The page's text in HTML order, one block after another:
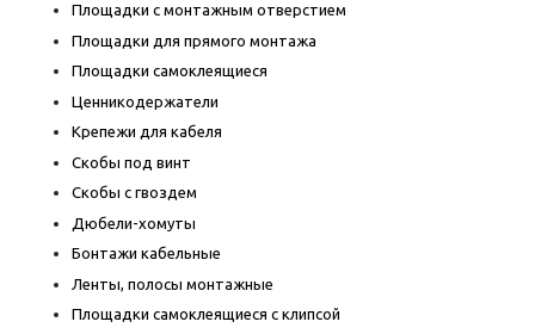
Площадки с монтажным отверстием
Площадки для прямого монтажа
Площадки самоклеящиеся
Ценникодержатели
Крепежи для кабеля
Скобы под винт
Скобы с гвоздем
Дюбели-хомуты
Бонтажи кабельные
Ленты, полосы монтажные
Площадки самоклеящиеся с клипсой